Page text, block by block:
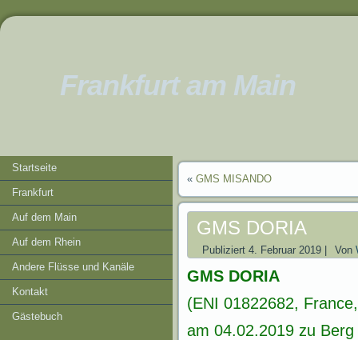
Frankfurt am Main
Startseite
Frankfurt
Auf dem Main
Auf dem Rhein
Andere Flüsse und Kanäle
Kontakt
Gästebuch
« GMS MISANDO
GMS DORIA
Publiziert 4. Februar 2019 Von
GMS DORIA
(ENI 01822682,
am 04.02.2019 zu